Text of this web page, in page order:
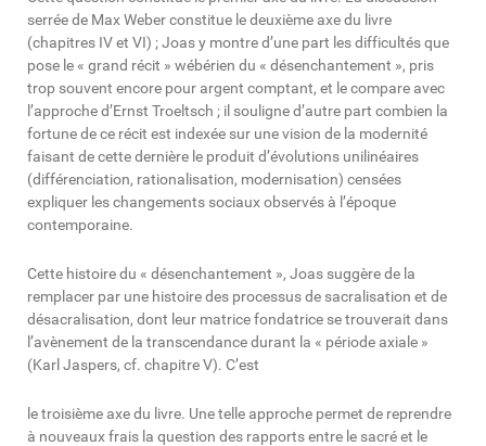
serrée de Max Weber constitue le deuxième axe du livre
(chapitres IV et VI) ; Joas y montre d’une part les difficultés que
pose le « grand récit » wébérien du « désenchantement », pris
trop souvent encore pour argent comptant, et le compare avec
l’approche d’Ernst Troeltsch ; il souligne d’autre part combien la
fortune de ce récit est indexée sur une vision de la modernité
faisant de cette dernière le produit d’évolutions unilinéaires
(différenciation, rationalisation, modernisation) censées
expliquer les changements sociaux observés à l’époque
contemporaine.
Cette histoire du « désenchantement », Joas suggère de la
remplacer par une histoire des processus de sacralisation et de
désacralisation, dont leur matrice fondatrice se trouverait dans
l’avènement de la transcendance durant la « période axiale »
(Karl Jaspers, cf. chapitre V). C’est
le troisième axe du livre. Une telle approche permet de reprendre
à nouveaux frais la question des rapports entre le sacré et le